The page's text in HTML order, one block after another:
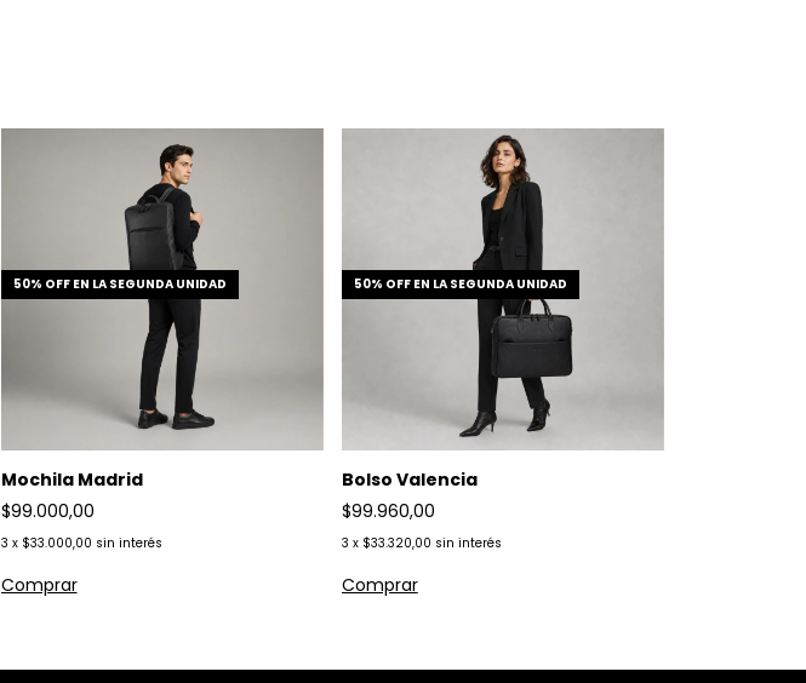
50% OFF EN LA SEGUNDA UNIDAD
Mochila Madrid
$99.000,00
3 x $33.000,00 sin interés
50% OFF EN LA SEGUNDA UNIDAD
Bolso Valencia
$99.960,00
3 x $33.320,00 sin interés